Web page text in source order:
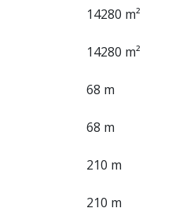
14280 m²
14280 m²
68 m
68 m
210 m
210 m